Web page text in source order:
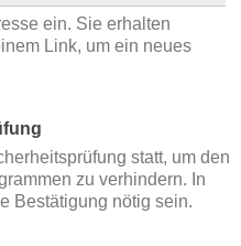
ein. Sie erhalten
Link, um ein neues
statt, um den
zu verhindern. In
Bestätigung nötig sein.